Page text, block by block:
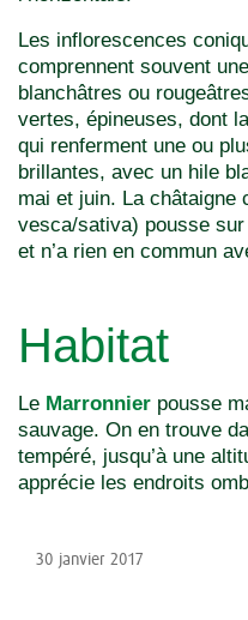
Les inflorescences
comprennent souvent
blanchâtres ou
vertes, épineuses, dont
qui renferment une ou
brillantes, avec un hile
mai et juin. La châtaigne
vesca/sativa) pousse
et n’a rien en commun
Habitat
Le Marronnier pousse
sauvage. On en trouve
tempéré, jusqu’à une
apprécie les endroits
30 janvier 2017